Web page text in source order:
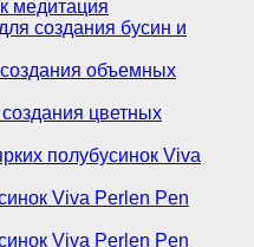
медитация
создания бусин и
объемных
цветных
полубусинок Viva
Viva Perlen Pen
Viva Perlen Pen